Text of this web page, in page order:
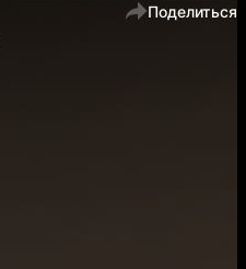
Поделиться